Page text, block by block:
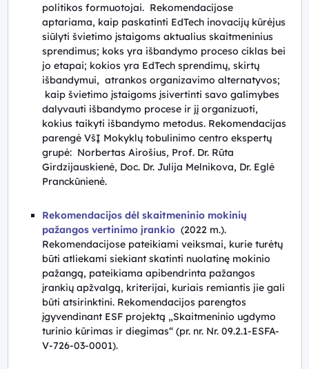
politikos formuotojai. Rekomendacijose
aptariama, kaip paskatinti EdTech inovacijų kūrėjus
siūlyti švietimo įstaigoms aktualius skaitmeninius
sprendimus; koks yra išbandymo proceso ciklas bei
jo etapai; kokios yra EdTech sprendimų, skirtų
išbandymui, atrankos organizavimo alternatyvos;
kaip švietimo įstaigoms įsivertinti savo galimybes
dalyvauti išbandymo procese ir jį organizuoti,
kokius taikyti išbandymo metodus. Rekomendacijas
parengė VšĮ Mokyklų tobulinimo centro ekspertų
grupė: Norbertas Airošius, Prof. Dr. Rūta
Girdzijauskienė, Doc. Dr. Julija Melnikova, Dr. Eglė
Pranckūnienė.
Rekomendacijos dėl skaitmeninio mokinių
pažangos vertinimo įrankio (2022 m.).
Rekomendacijose pateikiami veiksmai, kurie turėtų
būti atliekami siekiant skatinti nuolatinę mokinio
pažangą, pateikiama apibendrinta pažangos
įrankių apžvalgą, kriterijai, kuriais remiantis jie gali
būti atsirinktini. Rekomendacijos parengtos
įgyvendinant ESF projektą „Skaitmeninio ugdymo
turinio kūrimas ir diegimas“ (pr. nr. Nr. 09.2.1-ESFA-
V-726-03-0001).